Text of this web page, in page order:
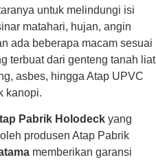
untuk melindungi isi
matahari, hujan, angin
ada beberapa macam sesuai
terbuat dari genteng tanah liat
asbes, hingga Atap UPVC
kanopi.
Pabrik Holodeck yang
produsen Atap Pabrik
memberikan garansi